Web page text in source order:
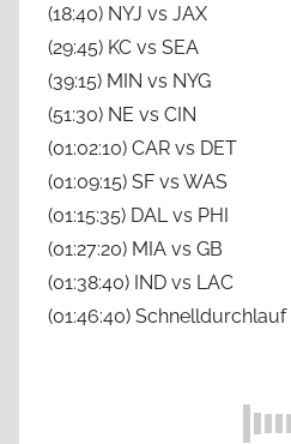
(18:40) NYJ vs JAX
(29:45) KC vs SEA
(39:15) MIN vs NYG
(51:30) NE vs CIN
(01:02:10) CAR vs DET
(01:09:15) SF vs WAS
(01:15:35) DAL vs PHI
(01:27:20) MIA vs GB
(01:38:40) IND vs LAC
(01:46:40) Schnelldurchlauf